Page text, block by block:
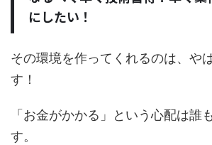
にしたい！
その環境を作ってくれるのは、や
す！
「お金がかかる」という心配は誰
す。